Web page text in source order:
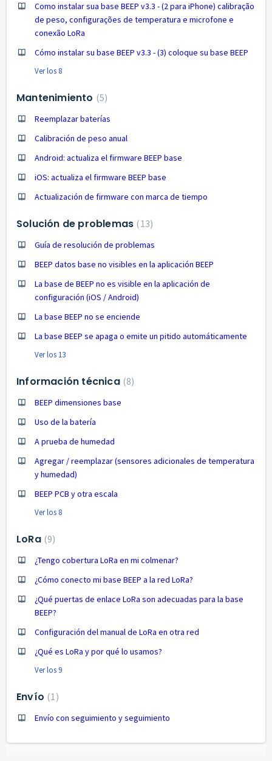
Como instalar sua base BEEP v3.3 - (2 para iPhone) calibração
de peso, configurações de temperatura e microfone e
conexão LoRa
Cómo instalar su base BEEP v3.3 - (3) coloque su base BEEP
Ver los 8
Mantenimiento 5
Reemplazar baterías
Calibración de peso anual
Android: actualiza el firmware BEEP base
iOS: actualiza el firmware BEEP base
Actualización de firmware con marca de tiempo
Solución de problemas 13
Guía de resolución de problemas
BEEP datos base no visibles en la aplicación BEEP
La base de BEEP no es visible en la aplicación de
configuración (iOS / Android)
La base BEEP no se enciende
La base BEEP se apaga o emite un pitido automáticamente
Ver los 13
Información técnica 8
BEEP dimensiones base
Uso de la batería
A prueba de humedad
Agregar / reemplazar (sensores adicionales de temperatura
y humedad)
BEEP PCB y otra escala
Ver los 8
LoRa 9
¿Tengo cobertura LoRa en mi colmenar?
¿Cómo conecto mi base BEEP a la red LoRa?
¿Qué puertas de enlace LoRa son adecuadas para la base
BEEP?
Configuración del manual de LoRa en otra red
¿Qué es LoRa y por qué lo usamos?
Ver los 9
Envío 1
Envío con seguimiento y seguimiento